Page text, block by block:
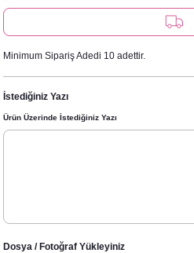
Minimum Sipariş Adedi 10 adettir.
İstediğiniz Yazı
Ürün Üzerinde İstediğiniz Yazı
Dosya / Fotoğraf Yükleyiniz